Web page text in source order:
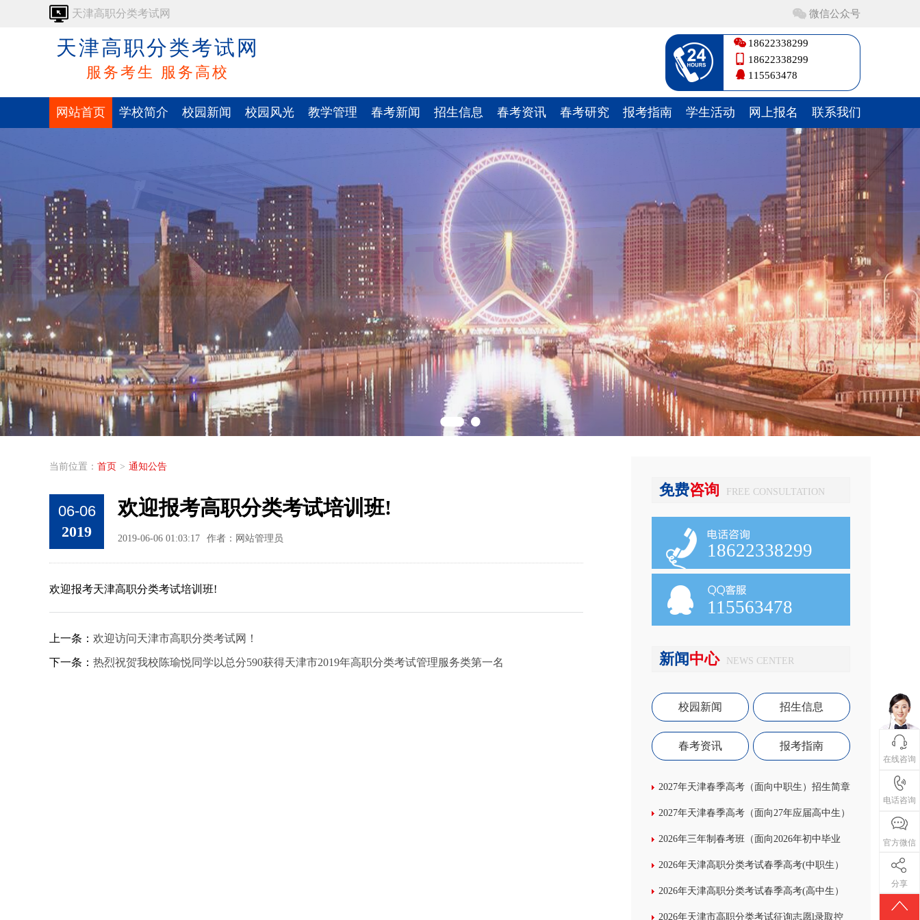
天津高职分类考试网 微信公众号
天津高职分类考试网
服务考生 服务高校
18622338299
18622338299
115563478
网站首页 学校简介 校园新闻 校园风光 教学管理 春考新闻 招生信息 春考资讯 春考研究 报考指南 学生活动 网上报名 联系我们
1 2
当前位置： 首页 > 通知公告
06-06
2019
欢迎报考高职分类考试培训班!
2019-06-06 01:03:17 作者：网站管理员
欢迎报考天津高职分类考试培训班!
上一条： 欢迎访问天津市高职分类考试网！
下一条： 热烈祝贺我校陈瑜悦同学以总分590获得天津市2019年高职分类考试管理服务类第一名
免费咨询 FREE CONSULTATION
18622338299
115563478
新闻中心 NEWS CENTER
校园新闻 招生信息
春考资讯 报考指南
2027年天津春季高考（面向中职生）招生简章
2027年天津春季高考（面向27年应届高中生）
招生简章
2026年三年制春考班（面向2026年初中毕业
生）招生简章
2026年天津高职分类考试春季高考(中职生）
录取分数线
2026年天津高职分类考试春季高考(高中生）
录取分数线
2026年天津市高职分类考试征询志愿l录取控
在线咨询
电话咨询
官方微信
分享